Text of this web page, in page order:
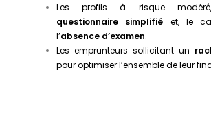
Les profils à risque
questionnaire simplifié et, le
l’absence d’examen.
Les emprunteurs sollicitant un
pour optimiser l’ensemble de leur